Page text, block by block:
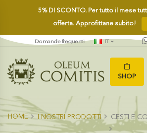
5% DI SCONTO.Per tutto il mese
offerta. Approfittane subito!
Domande frequenti IT
SHOP
HOME I NOSTRI PRODOTTI CESTI E